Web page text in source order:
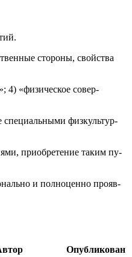
стороны, свойства
4) «физическое совер­
специальными физкультур­
приобретение таким пу­
и полноценно прояв­
Опубликован